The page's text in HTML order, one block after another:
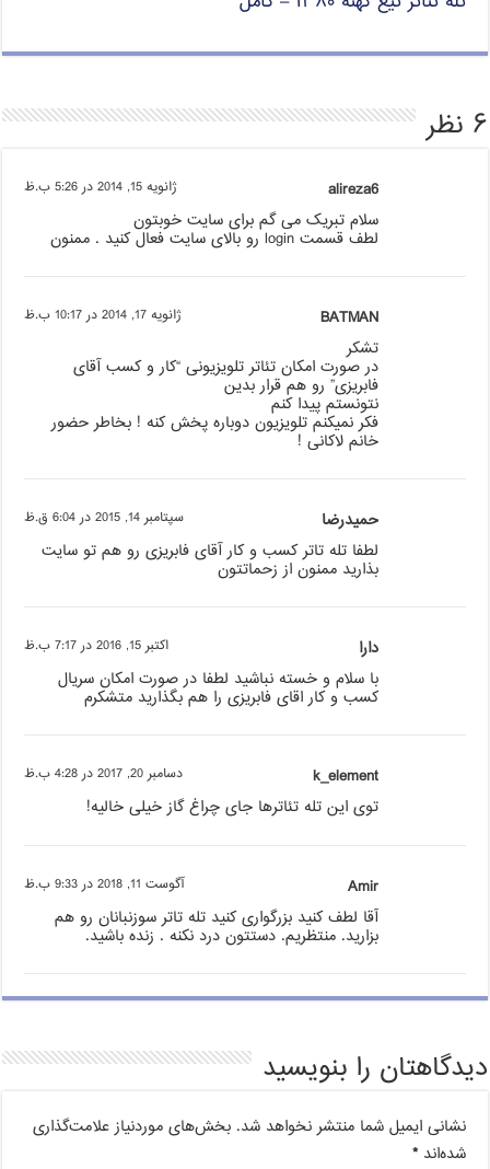
۶ نظر
alireza6 ژانویه 15, 2014 در 5:26 ب.ظ
سلام تبریک می گم برای سایت خوبتون
لطف قسمت login رو بالای سایت فعال کنید . ممنون
BATMAN ژانویه 17, 2014 در 10:17 ب.ظ
تشکر
در صورت امکان تئاتر تلویزیونی “کار و کسب آقای
فابریزی” رو هم قرار بدین
نتونستم پیدا کنم
فکر نمیکنم تلویزیون دوباره پخش کنه ! بخاطر حضور
خانم لاکانی !
حمیدرضا سپتامبر 14, 2015 در 6:04 ق.ظ
لطفا تله تاتر کسب و کار آقای فابریزی رو هم تو سایت
بذارید ممنون از زحماتتون
دارا اکتبر 15, 2016 در 7:17 ب.ظ
با سلام و خسته نباشید لطفا در صورت امکان سریال
کسب و کار اقای فابریزی را هم بگذارید متشکرم
k_element دسامبر 20, 2017 در 4:28 ب.ظ
توی این تله تئاترها جای چراغ گاز خیلی خالیه!
Amir آگوست 11, 2018 در 9:33 ب.ظ
آقا لطف کنید بزرگواری کنید تله تاتر سوزنبانان رو هم
بزارید. منتظریم. دستتون درد نکنه . زنده باشید.
دیدگاهتان را بنویسید
نشانی ایمیل شما منتشر نخواهد شد. بخش‌های موردنیاز علامت‌گذاری
شده‌اند*